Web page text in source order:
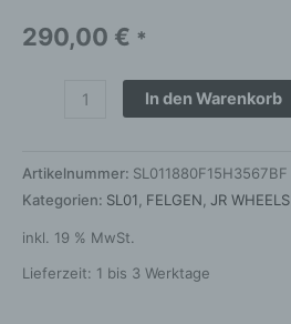
290,00 € *
In den Warenkorb
Artikelnummer: SL011880F15H3567BF
Kategorien: SL01 FELGEN JR WHEELS
inkl. 19 % MwSt.
Lieferzeit: 1 bis 3 Werktage